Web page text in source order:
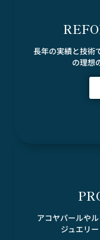
長年の実績と技術
の理想
アコヤパールや
ジュエリ